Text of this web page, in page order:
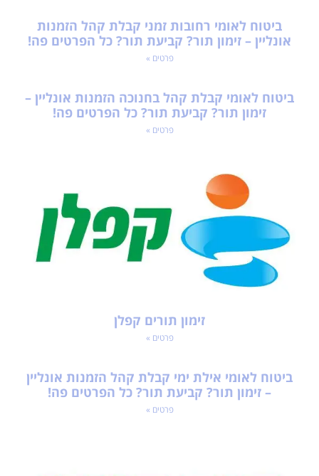
ביטוח לאומי רחובות זמני קבלת קהל הזמנות
אונליין – זימון תור? קביעת תור? כל הפרטים פה!
פרטים »
ביטוח לאומי קבלת קהל בחנוכה הזמנות אונליין –
זימון תור? קביעת תור? כל הפרטים פה!
פרטים »
זימון תורים קפלן
פרטים »
ביטוח לאומי אילת ימי קבלת קהל הזמנות אונליין
– זימון תור? קביעת תור? כל הפרטים פה!
פרטים »